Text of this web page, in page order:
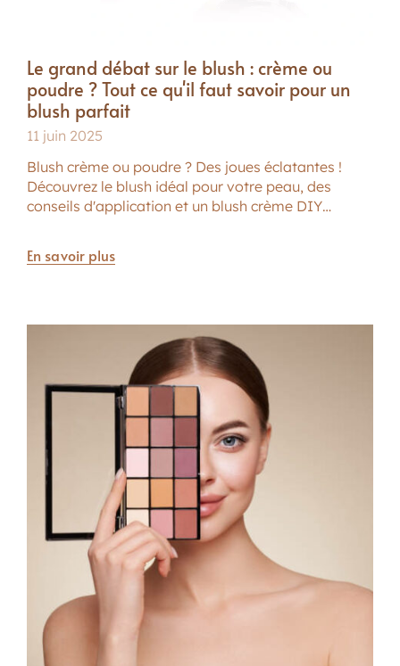
Le grand débat sur le blush : crème ou
poudre ? Tout ce qu'il faut savoir pour un
blush parfait
11 juin 2025
Blush crème ou poudre ? Des joues éclatantes !
Découvrez le blush idéal pour votre peau, des
conseils d'application et un blush crème DIY…
En savoir plus